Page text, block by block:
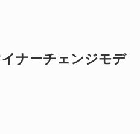
ナーチェンジモデ